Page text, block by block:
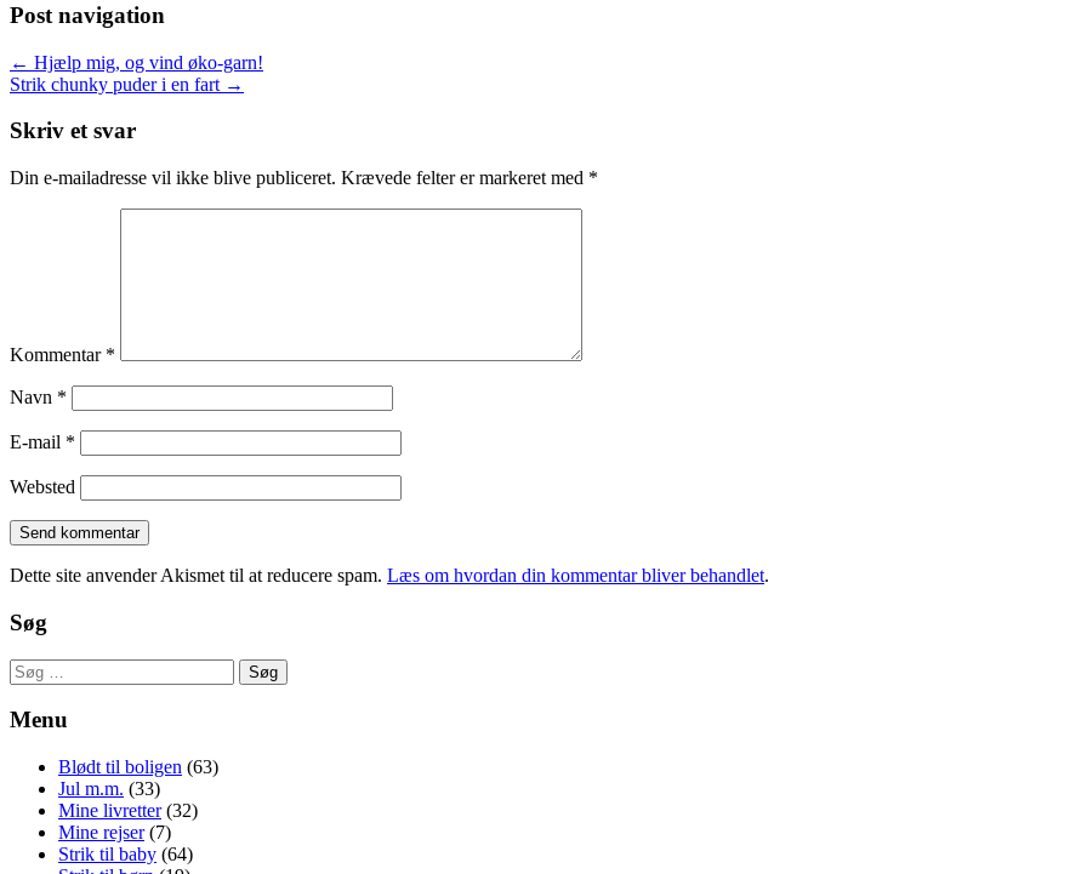
Post navigation
← Hjælp mig, og vind øko-garn!
Strik chunky puder i en fart →
Skriv et svar
Din e-mailadresse vil ikke blive publiceret. Krævede felter er markeret med *
Kommentar *
Navn *
E-mail *
Websted
Dette site anvender Akismet til at reducere spam. Læs om hvordan din kommentar bliver behandlet.
Søg
Søg
efter:
Menu
Blødt til boligen (63)
Jul m.m. (33)
Mine livretter(32)
Mine rejser(7)
Strik til baby (64)